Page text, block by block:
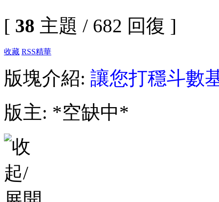
[ 38 主題 / 682 回復 ]
收藏 RSS精華
版塊介紹: 讓您打穩斗數
版主: *空缺中*